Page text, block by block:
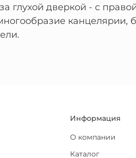
глухой дверкой - с
канцелярии,
Информация
О компании
Каталог